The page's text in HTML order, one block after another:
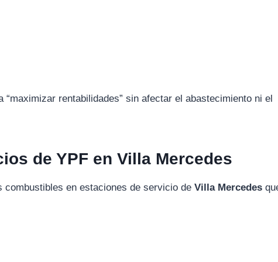
rentabilidades” sin afectar el abastecimiento ni el
de YPF en Villa Mercedes
combustibles en estaciones de servicio deVilla Mercedes